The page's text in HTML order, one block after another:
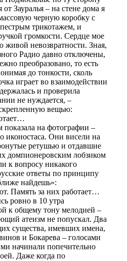
Зауралья – на стене дома я
черную коробку с
трикотажем, и
громкости. Сердце мое
живой невозвратности. Зная,
Радио давно отключены,
преобразовано, то есть
до тонкости, сколь
играет во взаимодействии
и проверила
не нуждается, –
вещью:
показала на фотографии –
иконостаса. Они висели на
ретушью и отдавшие
домпионеровским лобзиком
к вопросу никакого
ответы по принципу
найдешь»:
Память за них работает…
ровно в 10 утра
к общему тону мелодией –
атеизм не попускал. Два
существа, имевших имена,
и Бокарева – голосами
начинали попечительно
Даже когда по